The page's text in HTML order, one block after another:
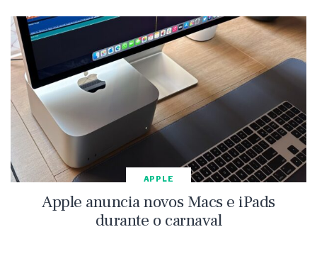
APPLE
Apple anuncia novos Macs e iPads
durante o carnaval